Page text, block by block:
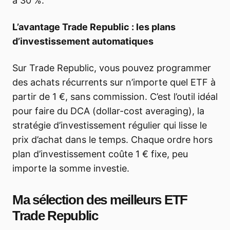
L’avantage Trade Republic : les plans
d’investissement automatiques
Sur Trade Republic, vous pouvez programmer
des achats récurrents sur n’importe quel ETF à
partir de 1 €, sans commission. C’est l’outil idéal
pour faire du DCA (dollar-cost averaging), la
stratégie d’investissement régulier qui lisse le
prix d’achat dans le temps. Chaque ordre hors
plan d’investissement coûte 1 € fixe, peu
importe la somme investie.
Ma sélection des meilleurs ETF
Trade Republic